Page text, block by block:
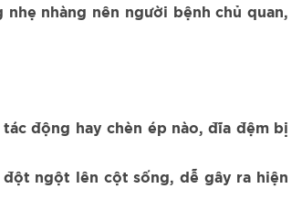
nhàng nên người bệnh chủ quan,
động hay chèn ép nào, đĩa đệm bị
ngột lên cột sống, dễ gây ra hiện